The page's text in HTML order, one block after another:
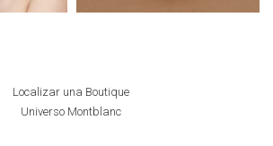
Localizar una Boutique
Universo Montblanc